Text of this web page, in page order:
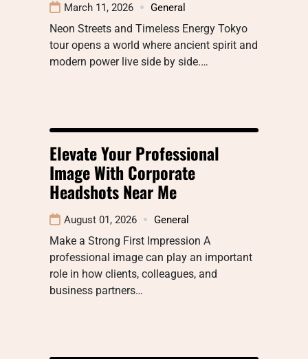
March 11, 2026 General
Neon Streets and Timeless Energy Tokyo
tour opens a world where ancient spirit and
modern power live side by side.…
Elevate Your Professional
Image With Corporate
Headshots Near Me
August 01, 2026 General
Make a Strong First Impression A
professional image can play an important
role in how clients, colleagues, and
business partners…